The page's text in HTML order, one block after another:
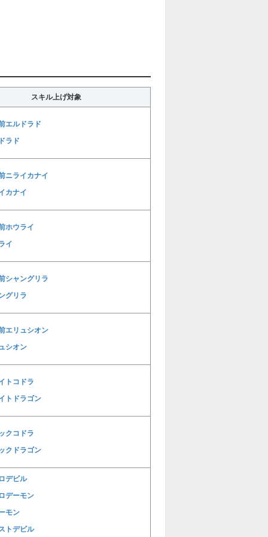
スキル上げ対象
エルドラド
ラド
ニライカナイ
カナイ
ホウライ
イ
シャングリラ
グリラ
エリュシオン
シオン
トコドラ
トドラゴン
クコドラ
クドラゴン
デビル
デーモン
モン
トデビル